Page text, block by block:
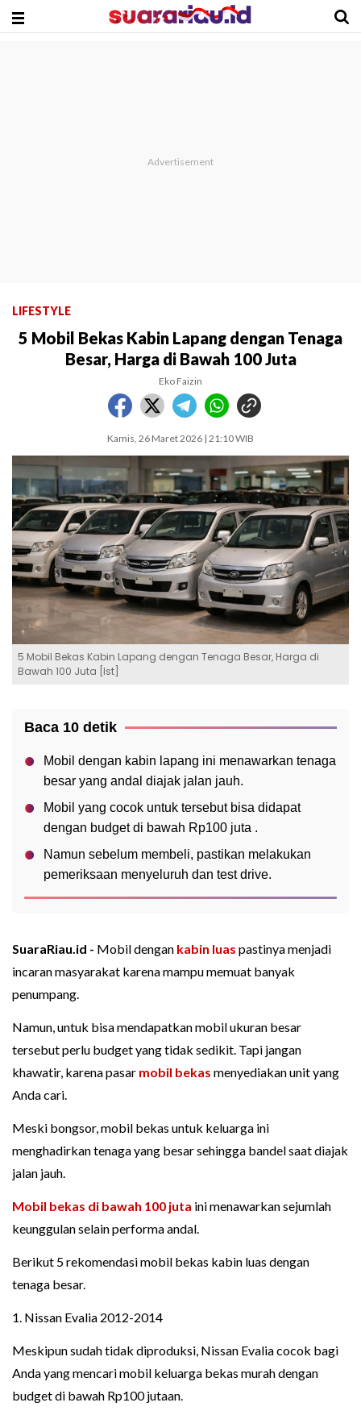
LIFESTYLE
5 Mobil Bekas Kabin Lapang dengan Tenaga
Besar, Harga di Bawah 100 Juta
Eko Faizin
Kamis, 26 Maret 2026 | 21:10 WIB
5 Mobil Bekas Kabin Lapang dengan Tenaga Besar, Harga di
Bawah 100 Juta [Ist]
Baca 10 detik
Mobil dengan kabin lapang ini menawarkan tenaga
besar yang andal diajak jalan jauh.
Mobil yang cocok untuk tersebut bisa didapat
dengan budget di bawah Rp100 juta .
Namun sebelum membeli, pastikan melakukan
pemeriksaan menyeluruh dan test drive.
SuaraRiau.id - Mobil dengan kabin luas pastinya menjadi
incaran masyarakat karena mampu memuat banyak
penumpang.
Namun, untuk bisa mendapatkan mobil ukuran besar
tersebut perlu budget yang tidak sedikit. Tapi jangan
khawatir, karena pasar mobil bekas menyediakan unit yang
Anda cari.
Meski bongsor, mobil bekas untuk keluarga ini
menghadirkan tenaga yang besar sehingga bandel saat diajak
jalan jauh.
Mobil bekas di bawah 100 juta ini menawarkan sejumlah
keunggulan selain performa andal.
Berikut 5 rekomendasi mobil bekas kabin luas dengan
tenaga besar.
1. Nissan Evalia 2012-2014
Meskipun sudah tidak diproduksi, Nissan Evalia cocok bagi
Anda yang mencari mobil keluarga bekas murah dengan
budget di bawah Rp100 jutaan.